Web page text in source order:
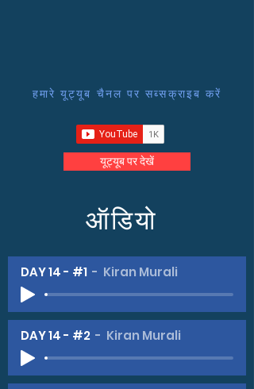
हमारे यूट्यूब चैनल पर सब्सक्राइब करें
यूट्यूब पर देखें
ऑडियो
DAY 14 - #1 Kiran Murali
DAY 14 - #2 Kiran Murali